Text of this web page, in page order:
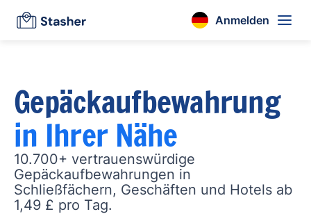
Anmelden
Gepäckaufbewahrung
in Ihrer Nähe
10.700+ vertrauenswürdige
Gepäckaufbewahrungen in
Schließfächern, Geschäften und Hotels ab
1,49 £ pro Tag.